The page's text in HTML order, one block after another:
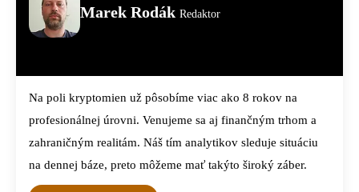
Marek Rodák Redaktor
Na poli kryptomien už pôsobíme viac ako 8 rokov na
profesionálnej úrovni. Venujeme sa aj finančným trhom a
zahraničným realitám. Náš tím analytikov sleduje situáciu
na dennej báze, preto môžeme mať takýto široký záber.